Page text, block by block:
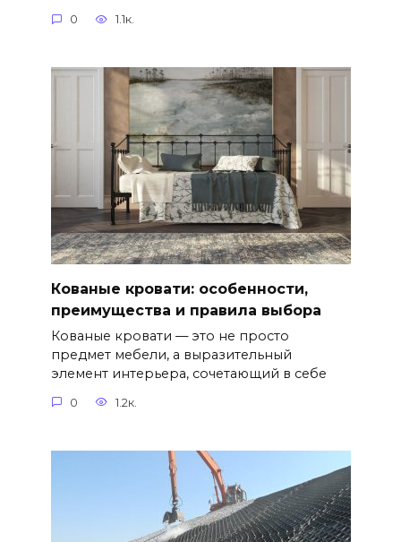
0 1.1к.
Кованые кровати: особенности,
преимущества и правила выбора
Кованые кровати — это не просто
предмет мебели, а выразительный
элемент интерьера, сочетающий в себе
0 1.2к.